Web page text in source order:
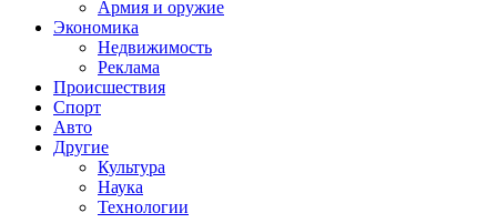
Армия и оружие
Экономика
Недвижимость
Реклама
Происшествия
Спорт
Авто
Другие
Культура
Наука
Технологии